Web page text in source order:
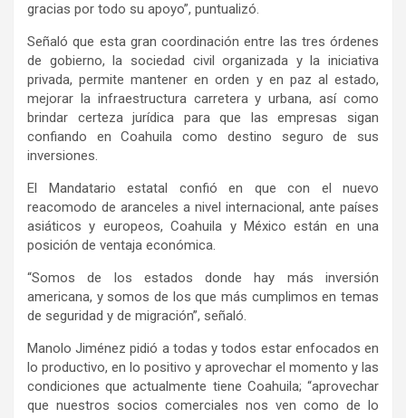
gracias por todo su apoyo”, puntualizó.
Señaló que esta gran coordinación entre las tres órdenes
de gobierno, la sociedad civil organizada y la iniciativa
privada, permite mantener en orden y en paz al estado,
mejorar la infraestructura carretera y urbana, así como
brindar certeza jurídica para que las empresas sigan
confiando en Coahuila como destino seguro de sus
inversiones.
El Mandatario estatal confió en que con el nuevo
reacomodo de aranceles a nivel internacional, ante países
asiáticos y europeos, Coahuila y México están en una
posición de ventaja económica.
“Somos de los estados donde hay más inversión
americana, y somos de los que más cumplimos en temas
de seguridad y de migración”, señaló.
Manolo Jiménez pidió a todas y todos estar enfocados en
lo productivo, en lo positivo y aprovechar el momento y las
condiciones que actualmente tiene Coahuila; “aprovechar
que nuestros socios comerciales nos ven como de lo